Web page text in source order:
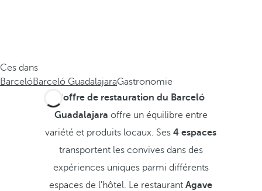
Ces dans
BarcelóBarceló GuadalajaraGastronomie
L'offre de restauration du Barceló
Guadalajara offre un équilibre entre
variété et produits locaux. Ses4 espaces
transportent les convives dans des
expériences uniques parmi différents
espaces de l'hôtel. Le restaurantAgave